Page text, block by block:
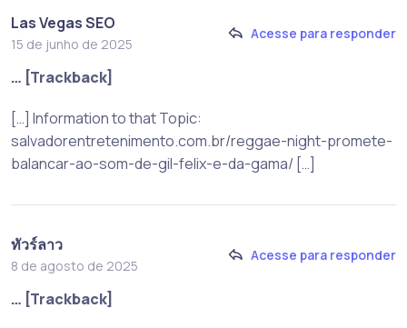
Las Vegas SEO
15 de junho de 2025
Acesse para responder
… [Trackback]
[…] Information to that Topic:
salvadorentretenimento.com.br/reggae-night-promete-
balancar-ao-som-de-gil-felix-e-da-gama/ […]
ทัวร์ลาว
8 de agosto de 2025
Acesse para responder
… [Trackback]